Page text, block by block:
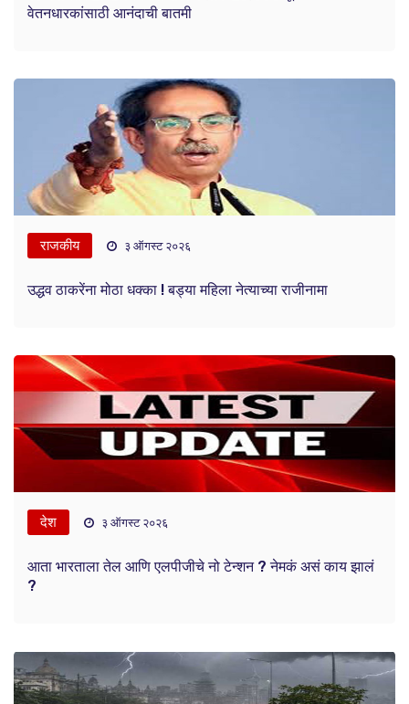
वेतनधारकांसाठी आनंदाची बातमी
राजकीय ३ ऑगस्ट २०२६
उद्धव ठाकरेंना मोठा धक्का ! बड्या महिला नेत्याच्या राजीनामा
देश ३ ऑगस्ट २०२६
आता भारताला तेल आणि एलपीजीचे नो टेन्शन ? नेमकं असं काय झालं
?